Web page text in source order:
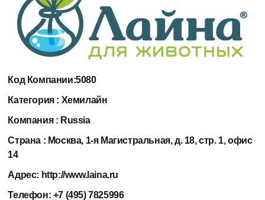
Код Компании:5080
Категория : Хемилайн
Компания : Russia
Страна : Москва, 1-я Магистральная, д. 18, стр. 1, офис
14
Адрес: http://www.laina.ru
Телефон: +7 (495) 7825996